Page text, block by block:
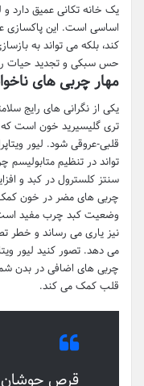
یک خانه تکانی عمیق دارد و
اساسی است. این پاکسازی
کند، بلکه می تواند به
حس سبکی و تجدید حیات را
مهار چربی های
یکی از نگرانی های رایج
تری گلیسیرید خون است که
قلبی-عروقی شود. لیور
تواند در تنظیم متابولیسم
سنتز کلسترول در کبد و
چربی های مضر در خون کمک
وضعیت کبد چرب مفید
نیز یاری می رساند و خطر
می دهد. تصور کنید لیور
چربی های اضافی در بدن
قلب کمک می کند.
قرص جوشان